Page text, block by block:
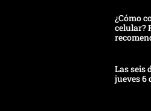
¿Cómo
celular?
Las seis
jueves 6